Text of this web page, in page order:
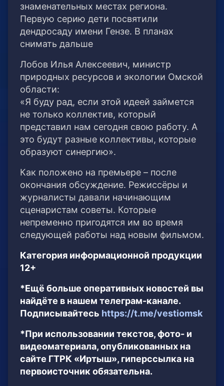
знаменательных местах региона.
Первую серию дети посвятили
дендросаду имени Гензе. В планах
снимать дальше
Лобов Илья Алексеевич, министр
природных ресурсов и экологии Омской
области:
«Я буду рад, если этой идеей займется
не только коллектив, который
представил нам сегодня свою работу. А
это будут разные коллективы, которые
образуют синергию».
Как положено на премьере – после
окончания обсуждение. Режиссёры и
журналисты давали начинающим
сценаристам советы. Которые
непременно пригодятся им во время
следующей работы над новым фильмом.
Категория информационной продукции
12+
*Ещё больше оперативных новостей вы
найдёте в нашем телеграм-канале.
Подписывайтесь https://t.me/vestiomsk
*При использовании текстов, фото- и
видеоматериала, опубликованных на
сайте ГТРК «Иртыш», гиперссылка на
первоисточник обязательна.